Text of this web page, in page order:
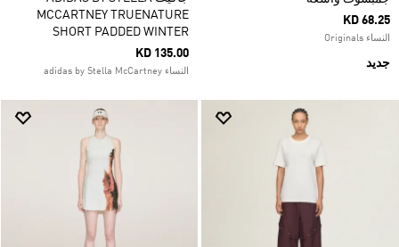
KD 68.25
النساء Originals
جديد
MCCARTNEY TRUENATURE
SHORT PADDED WINTER
KD 135.00
النساء adidas by Stella McCartney